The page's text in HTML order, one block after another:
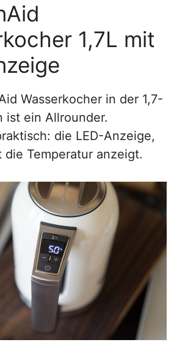
1,7L mit
Wasserkocher in der 1,7-
ist ein Allrounder.
die LED-Anzeige,
die Temperatur anzeigt.